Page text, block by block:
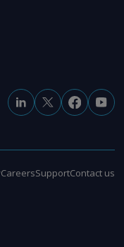
CareersSupportContact us